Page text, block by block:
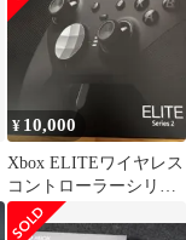
¥ 10,000
Xbox ELITEワイヤレス
コントローラーシリー
ズ2